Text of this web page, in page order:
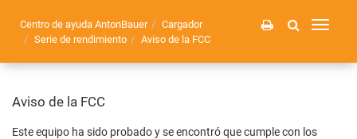
Toggle
Centro de ayuda AntonBauer
Cargador
Serie de rendimiento
Aviso de la FCC
Aviso de la FCC
Este equipo ha sido probado y se encontró que cumple con los